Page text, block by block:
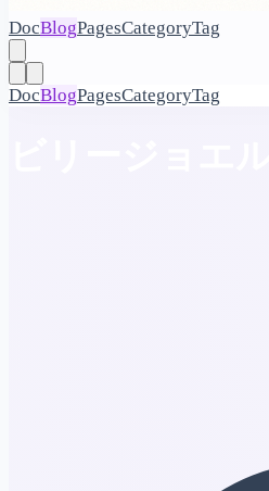
DocBlogPagesCategoryTag
DocBlogPagesCategoryTag